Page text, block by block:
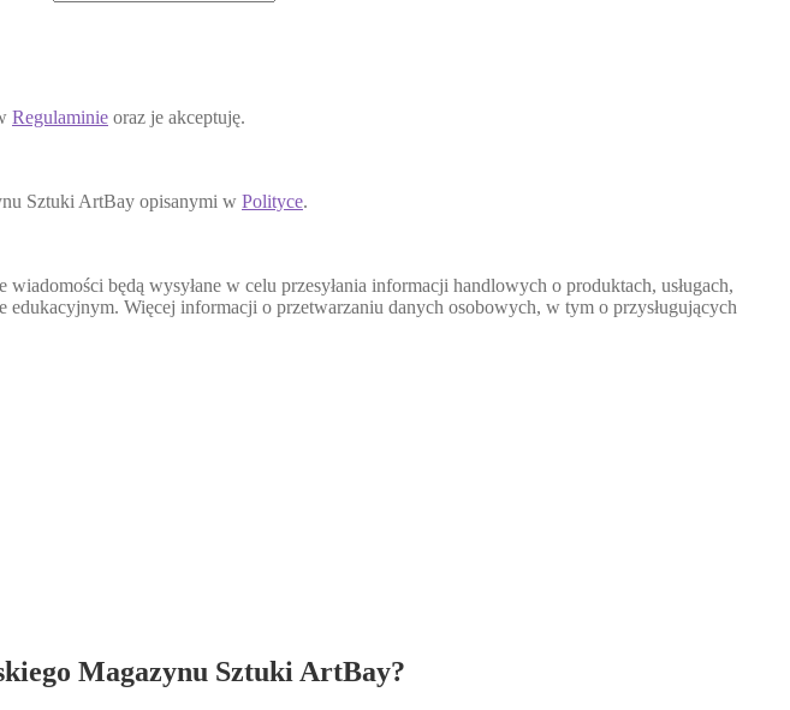
Regulaminie oraz je akceptuję.
Sztuki ArtBay opisanymi w Polityce.
będą wysyłane w celu przesyłania informacji handlowych o produktach, usługach,
Więcej informacji o przetwarzaniu danych osobowych, w tym o przysługujących
Magazynu Sztuki ArtBay?